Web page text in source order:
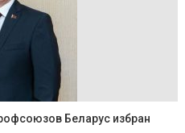
Беларус избран